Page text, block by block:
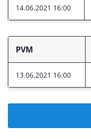
14.06.2021 16:00
PVM
13.06.2021 16:00